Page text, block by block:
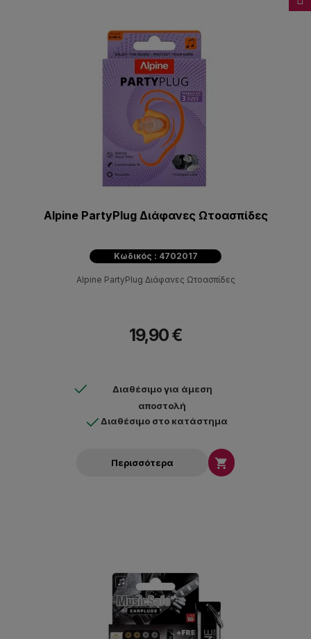
Alpine PartyPlug Διάφανες Ωτοασπίδες
Κωδικός : 4702017
Alpine PartyPlug Διάφανες Ωτοασπίδες
19,90 €
Διαθέσιμο για άμεση
αποστολή
Διαθέσιμο στο κατάστημα
Περισσότερα 